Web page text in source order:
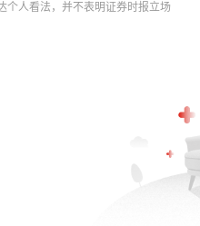
个人看法，并不表明证券时报立场